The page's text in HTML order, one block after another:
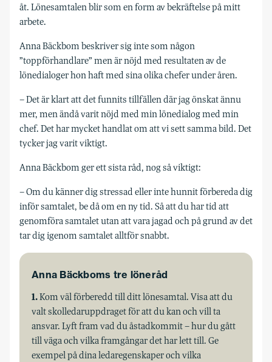
åt. Lönesamtalen blir som en form av bekräftelse på mitt
arbete.
Anna Bäckbom beskriver sig inte som någon
”toppförhandlare” men är nöjd med resultaten av de
lönedialoger hon haft med sina olika chefer under åren.
– Det är klart att det funnits tillfällen där jag önskat ännu
mer, men ändå varit nöjd med min lönedialog med min
chef. Det har mycket handlat om att vi sett samma bild. Det
tycker jag varit viktigt.
Anna Bäckbom ger ett sista råd, nog så viktigt:
– Om du känner dig stressad eller inte hunnit förbereda dig
inför samtalet, be då om en ny tid. Så att du har tid att
genomföra samtalet utan att vara jagad och på grund av det
tar dig igenom samtalet alltför snabbt.
Anna Bäckboms tre löneråd
1.Kom väl förberedd till ditt lönesamtal. Visa att du
valt skolledaruppdraget för att du kan och vill ta
ansvar. Lyft fram vad du åstadkommit – hur du gått
till väga och vilka framgångar det har lett till. Ge
exempel på dina ledaregenskaper och vilka